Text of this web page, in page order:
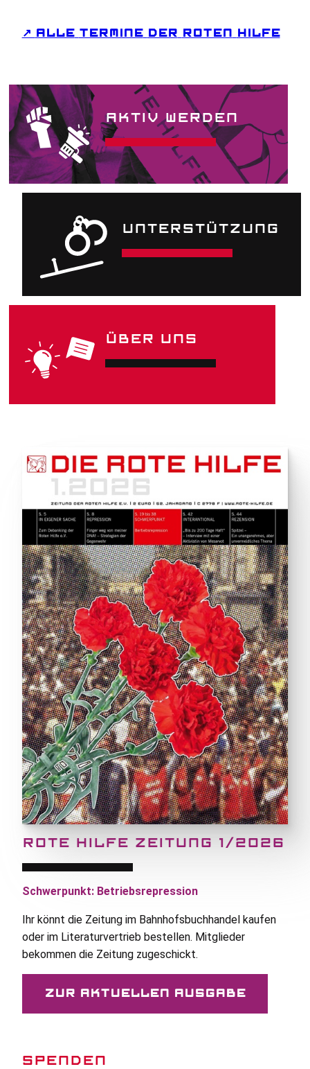
↗ ALLE TERMINE DER ROTEN HILFE
AKTIV WERDEN
UNTER­STÜTZUNG
ÜBER UNS
ROTE HILFE ZEITUNG 1/2026
Schwerpunkt: Betriebsrepression
Ihr könnt die Zeitung im Bahnhofsbuchhandel kaufen
oder im Literaturvertrieb bestellen. Mitglieder
bekommen die Zeitung zugeschickt.
Zur aktuellen Ausgabe
SPENDEN